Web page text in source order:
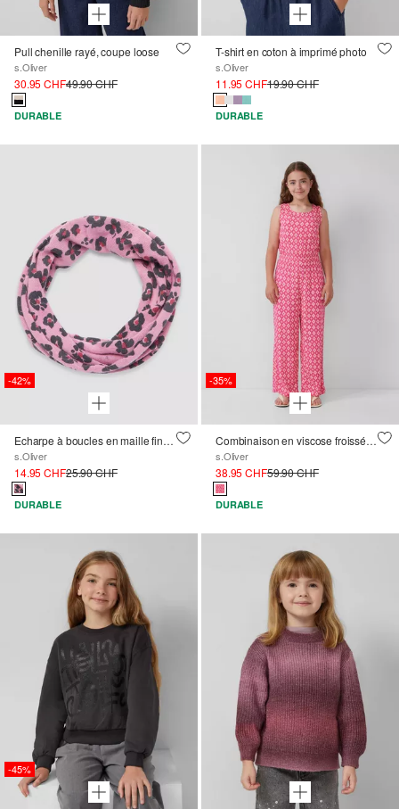
Pull chenille rayé, coupe loose
s.Oliver
30.95 CHF49.90 CHF
DURABLE
T-shirt en coton à imprimé photo
s.Oliver
11.95 CHF19.90 CHF
DURABLE
-42%
Echarpe à boucles en maille fine avec imprimé léo
s.Oliver
14.95 CHF25.90 CHF
DURABLE
-35%
Combinaison en viscose froissée, coupe ample, dos échancré
s.Oliver
38.95 CHF59.90 CHF
DURABLE
-45%